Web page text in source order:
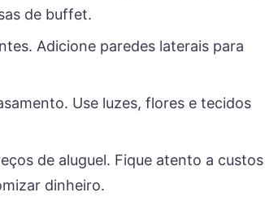
de buffet.
Adicione paredes laterais para
Use luzes, flores e tecidos
de aluguel. Fique atento a custos
dinheiro.